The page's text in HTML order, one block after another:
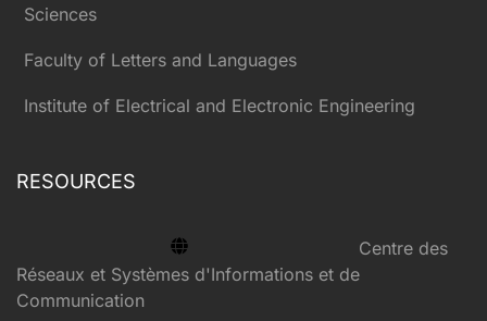
Sciences
Faculty of Letters and Languages
Institute of Electrical and Electronic Engineering
RESOURCES
Centre des
Réseaux et Systèmes d'Informations et de
Communication